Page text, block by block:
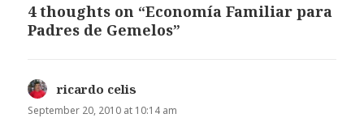
4 thoughts on “Economía Familiar para
Padres de Gemelos”
ricardo celis
September 20, 2010 at 10:14 am